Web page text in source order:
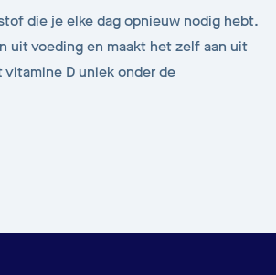
die je elke dag opnieuw nodig hebt.
uit voeding en maakt het zelf aan uit
D uniek onder de